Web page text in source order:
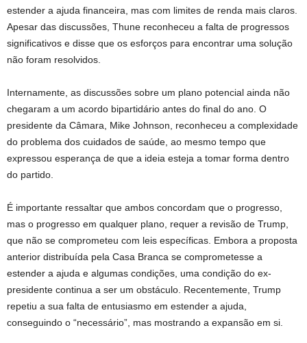
estender a ajuda financeira, mas com limites de renda mais claros.
Apesar das discussões, Thune reconheceu a falta de progressos
significativos e disse que os esforços para encontrar uma solução
não foram resolvidos.
Internamente, as discussões sobre um plano potencial ainda não
chegaram a um acordo bipartidário antes do final do ano. O
presidente da Câmara, Mike Johnson, reconheceu a complexidade
do problema dos cuidados de saúde, ao mesmo tempo que
expressou esperança de que a ideia esteja a tomar forma dentro
do partido.
É importante ressaltar que ambos concordam que o progresso,
mas o progresso em qualquer plano, requer a revisão de Trump,
que não se comprometeu com leis específicas. Embora a proposta
anterior distribuída pela Casa Branca se comprometesse a
estender a ajuda e algumas condições, uma condição do ex-
presidente continua a ser um obstáculo. Recentemente, Trump
repetiu a sua falta de entusiasmo em estender a ajuda,
conseguindo o “necessário”, mas mostrando a expansão em si.